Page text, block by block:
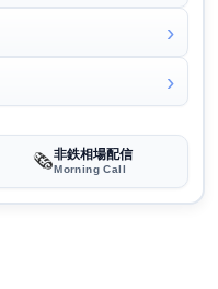
🗞️非鉄相場配信
Morning Call